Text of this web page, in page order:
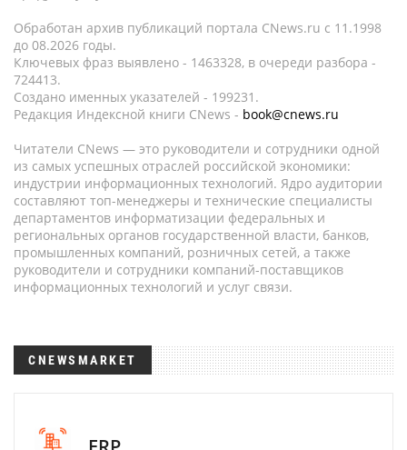
Обработан архив публикаций портала CNews.ru c 11.1998
до 08.2026 годы.
Ключевых фраз выявлено - 1463328, в очереди разбора -
724413.
Создано именных указателей - 199231.
Редакция Индексной книги CNews - book@cnews.ru
Читатели CNews — это руководители и сотрудники одной
из самых успешных отраслей российской экономики:
индустрии информационных технологий. Ядро аудитории
составляют топ-менеджеры и технические специалисты
департаментов информатизации федеральных и
региональных органов государственной власти, банков,
промышленных компаний, розничных сетей, а также
руководители и сотрудники компаний-поставщиков
информационных технологий и услуг связи.
CNEWSMARKET